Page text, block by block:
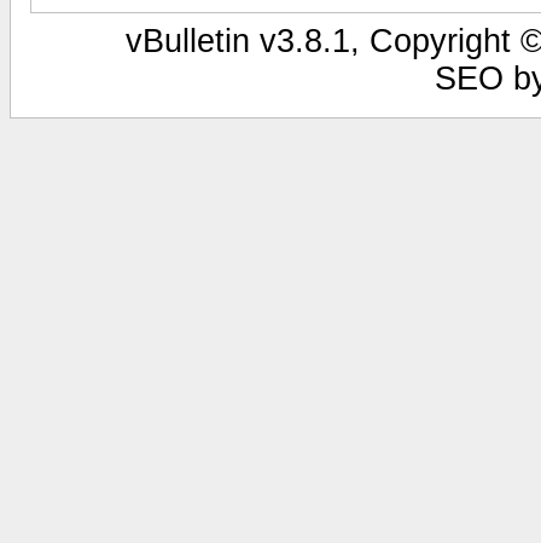
vBulletin v3.8.1, Copyright
SEO